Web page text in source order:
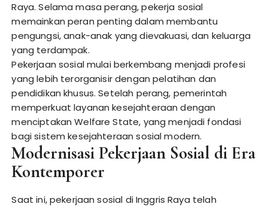
Raya. Selama masa perang, pekerja sosial
memainkan peran penting dalam membantu
pengungsi, anak-anak yang dievakuasi, dan keluarga
yang terdampak.
Pekerjaan sosial mulai berkembang menjadi profesi
yang lebih terorganisir dengan pelatihan dan
pendidikan khusus. Setelah perang, pemerintah
memperkuat layanan kesejahteraan dengan
menciptakan Welfare State, yang menjadi fondasi
bagi sistem kesejahteraan sosial modern.
Modernisasi Pekerjaan Sosial di Era
Kontemporer
Saat ini, pekerjaan sosial di Inggris Raya telah